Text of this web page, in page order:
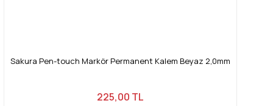
Sakura Pen-touch Markör Permanent Kalem Beyaz 2,0mm
225,00 TL